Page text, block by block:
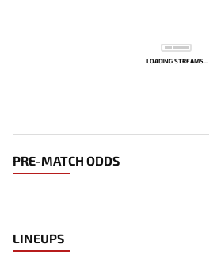
LOADING STREAMS...
PRE-MATCH ODDS
LINEUPS